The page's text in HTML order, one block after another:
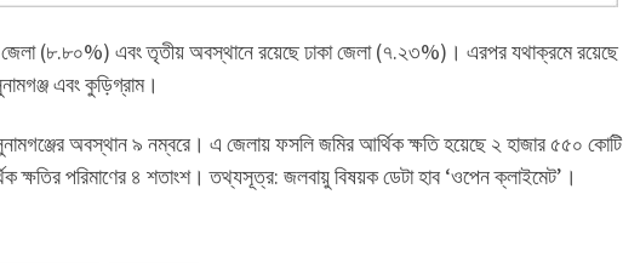
জেলা (৮.৮০%) এবং তৃতীয় অবস্থানে রয়েছে ঢাকা জেলা (৭.২৩%)। এরপর যথাক্রমে রয়েছে
এবং কুড়িগ্রাম।
অবস্থান ৯ নম্বরে। এ জেলায় ফসলি জমির আর্থিক ক্ষতি হয়েছে ২ হাজার ৫৫০ কোটি
ক্ষতির পরিমাণের ৪ শতাংশ। তথ্যসূত্র: জলবায়ু বিষয়ক ডেটা হাব ‘ওপেন ক্লাইমেট’।